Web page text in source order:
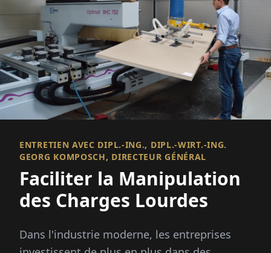
ENTRETIEN AVEC DIPL.-ING., DIPL.-WIRT.-ING.
GEORG KOMPOSCH, DIRECTEUR GÉNÉRAL
Faciliter la Manipulation
des Charges Lourdes
Dans l'industrie moderne, les entreprises